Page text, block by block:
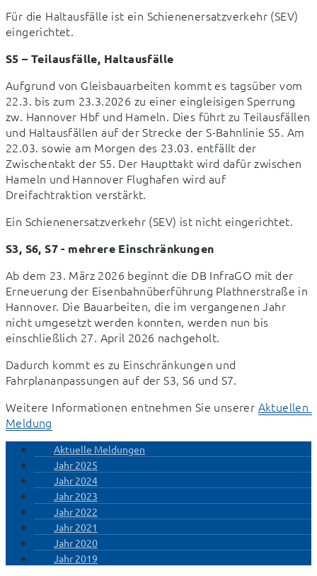
Für die Haltausfälle ist ein Schienenersatzverkehr (SEV)
eingerichtet.
S5 – Teilausfälle, Haltausfälle
Aufgrund von Gleisbauarbeiten kommt es tagsüber vom
22.3. bis zum 23.3.2026 zu einer eingleisigen Sperrung
zw. Hannover Hbf und Hameln. Dies führt zu Teilausfällen
und Haltausfällen auf der Strecke der S-Bahnlinie S5. Am
22.03. sowie am Morgen des 23.03. entfällt der
Zwischentakt der S5. Der Haupttakt wird dafür zwischen
Hameln und Hannover Flughafen wird auf
Dreifachtraktion verstärkt.
Ein Schienenersatzverkehr (SEV) ist nicht eingerichtet.
S3, S6, S7 - mehrere Einschränkungen
Ab dem 23. März 2026 beginnt die DB InfraGO mit der
Erneuerung der Eisenbahnüberführung Plathnerstraße in
Hannover. Die Bauarbeiten, die im vergangenen Jahr
nicht umgesetzt werden konnten, werden nun bis
einschließlich 27. April 2026 nachgeholt.
Dadurch kommt es zu Einschränkungen und
Fahrplananpassungen auf der S3, S6 und S7.
Weitere Informationen entnehmen Sie unserer Aktuellen
Meldung
Aktuelle Meldungen
Jahr 2025
Jahr 2024
Jahr 2023
Jahr 2022
Jahr 2021
Jahr 2020
Jahr 2019